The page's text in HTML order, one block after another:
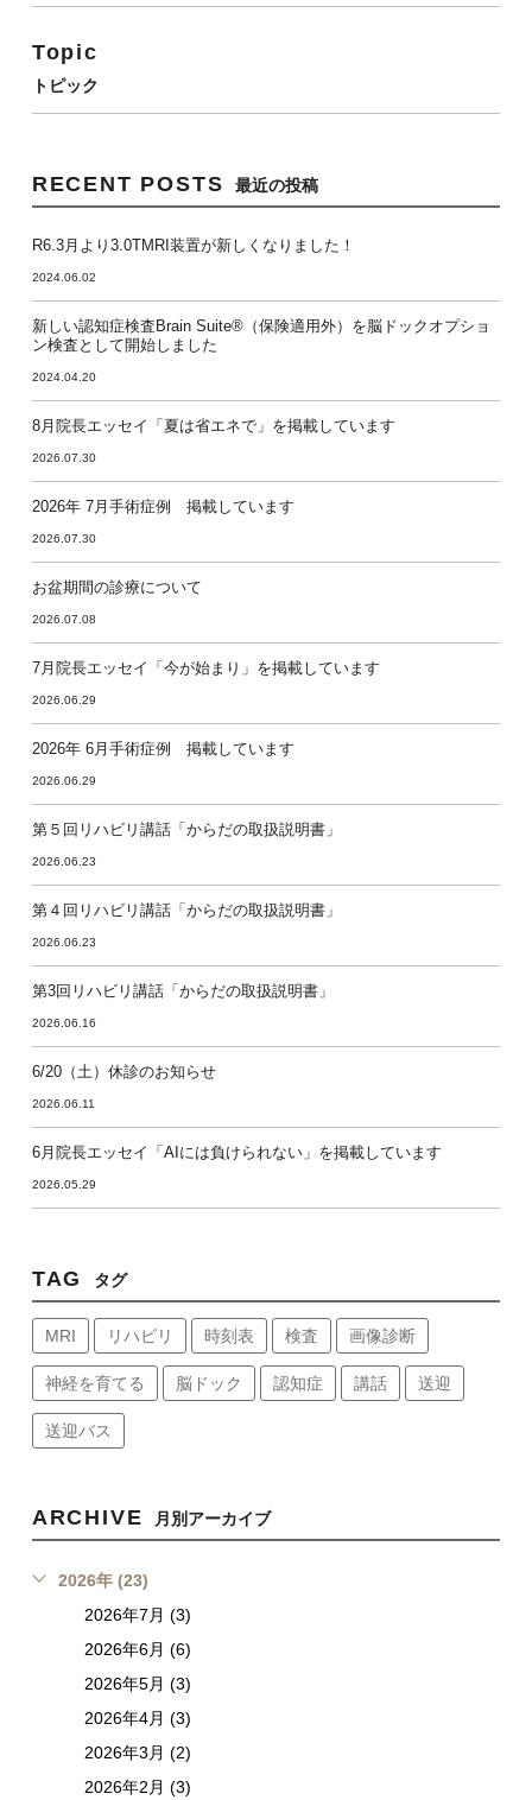
Topic
トピック
RECENT POSTS 最近の投稿
R6.3月より3.0TMRI装置が新しくなりました！
2024.06.02
新しい認知症検査Brain Suite®（保険適用外）を脳ドックオプショ
ン検査として開始しました
2024.04.20
8月院長エッセイ「夏は省エネで」を掲載しています
2026.07.30
2026年 7月手術症例 掲載しています
2026.07.30
お盆期間の診療について
2026.07.08
7月院長エッセイ「今が始まり」を掲載しています
2026.06.29
2026年 6月手術症例 掲載しています
2026.06.29
第５回リハビリ講話「からだの取扱説明書」
2026.06.23
第４回リハビリ講話「からだの取扱説明書」
2026.06.23
第3回リハビリ講話「からだの取扱説明書」
2026.06.16
6/20（土）休診のお知らせ
2026.06.11
6月院長エッセイ「AIには負けられない」を掲載しています
2026.05.29
TAG タグ
MRI リハビリ 時刻表 検査 画像診断
神経を育てる 脳ドック 認知症 講話 送迎
送迎バス
ARCHIVE 月別アーカイブ
2026年 (23)
2026年7月 (3)
2026年6月 (6)
2026年5月 (3)
2026年4月 (3)
2026年3月 (2)
2026年2月 (3)